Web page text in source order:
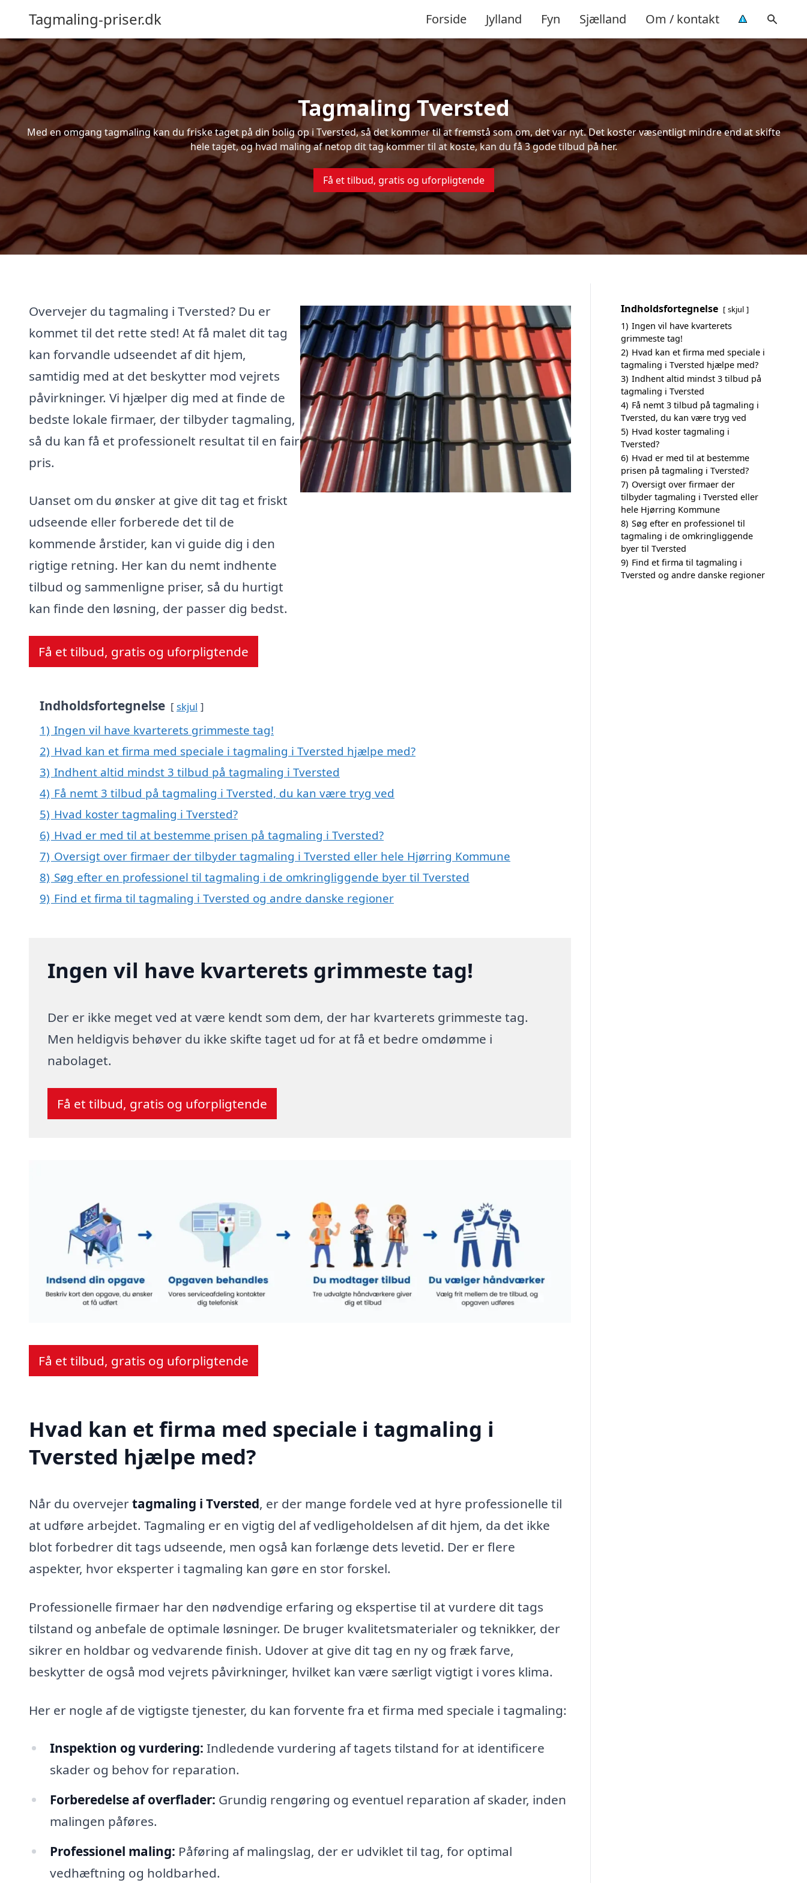
Tagmaling-priser.dk Forside Jylland Fyn Sjælland Om / kontakt
Tagmaling Tversted
Med en omgang tagmaling kan du friske taget på din bolig op i Tversted, så det kommer til at fremstå som om, det var nyt. Det koster væsentligt mindre end at skifte
hele taget, og hvad maling af netop dit tag kommer til at koste, kan du få 3 gode tilbud på her.
Få et tilbud, gratis og uforpligtende
Overvejer du tagmaling i Tversted? Du er
kommet til det rette sted! At få malet dit tag
kan forvandle udseendet af dit hjem,
samtidig med at det beskytter mod vejrets
påvirkninger. Vi hjælper dig med at finde de
bedste lokale firmaer, der tilbyder tagmaling,
så du kan få et professionelt resultat til en fair
pris.
Uanset om du ønsker at give dit tag et friskt
udseende eller forberede det til de
kommende årstider, kan vi guide dig i den
rigtige retning. Her kan du nemt indhente
tilbud og sammenligne priser, så du hurtigt
kan finde den løsning, der passer dig bedst.
Få et tilbud, gratis og uforpligtende
Indholdsfortegnelse skjul
1) Ingen vil have kvarterets grimmeste tag!
2) Hvad kan et firma med speciale i tagmaling i Tversted hjælpe med?
3) Indhent altid mindst 3 tilbud på tagmaling i Tversted
4) Få nemt 3 tilbud på tagmaling i Tversted, du kan være tryg ved
5) Hvad koster tagmaling i Tversted?
6) Hvad er med til at bestemme prisen på tagmaling i Tversted?
7) Oversigt over firmaer der tilbyder tagmaling i Tversted eller hele Hjørring Kommune
8) Søg efter en professionel til tagmaling i de omkringliggende byer til Tversted
9) Find et firma til tagmaling i Tversted og andre danske regioner
Ingen vil have kvarterets grimmeste tag!
Der er ikke meget ved at være kendt som dem, der har kvarterets grimmeste tag.
Men heldigvis behøver du ikke skifte taget ud for at få et bedre omdømme i
nabolaget.
Få et tilbud, gratis og uforpligtende
Få et tilbud, gratis og uforpligtende
Hvad kan et firma med speciale i tagmaling i
Tversted hjælpe med?
Når du overvejertagmaling i Tversted, er der mange fordele ved at hyre professionelle til
at udføre arbejdet. Tagmaling er en vigtig del af vedligeholdelsen af dit hjem, da det ikke
blot forbedrer dit tags udseende, men også kan forlænge dets levetid. Der er flere
aspekter, hvor eksperter i tagmaling kan gøre en stor forskel.
Professionelle firmaer har den nødvendige erfaring og ekspertise til at vurdere dit tags
tilstand og anbefale de optimale løsninger. De bruger kvalitetsmaterialer og teknikker, der
sikrer en holdbar og vedvarende finish. Udover at give dit tag en ny og fræk farve,
beskytter de også mod vejrets påvirkninger, hvilket kan være særligt vigtigt i vores klima.
Her er nogle af de vigtigste tjenester, du kan forvente fra et firma med speciale i tagmaling:
Inspektion og vurdering: Indledende vurdering af tagets tilstand for at identificere
skader og behov for reparation.
Forberedelse af overflader: Grundig rengøring og eventuel reparation af skader, inden
malingen påføres.
Professionel maling: Påføring af malingslag, der er udviklet til tag, for optimal
vedhæftning og holdbarhed.
Indholdsfortegnelse skjul
1) Ingen vil have kvarterets
grimmeste tag!
2) Hvad kan et firma med speciale i
tagmaling i Tversted hjælpe med?
3) Indhent altid mindst 3 tilbud på
tagmaling i Tversted
4) Få nemt 3 tilbud på tagmaling i
Tversted, du kan være tryg ved
5) Hvad koster tagmaling i
Tversted?
6) Hvad er med til at bestemme
prisen på tagmaling i Tversted?
7) Oversigt over firmaer der
tilbyder tagmaling i Tversted eller
hele Hjørring Kommune
8) Søg efter en professionel til
tagmaling i de omkringliggende
byer til Tversted
9) Find et firma til tagmaling i
Tversted og andre danske regioner